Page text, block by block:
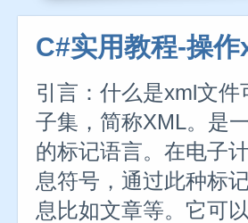
C#实用教程-操
引言：什么是xml文
子集，简称XML。是
的标记语言。在电子
息符号，通过此种标
息比如文章等。它可